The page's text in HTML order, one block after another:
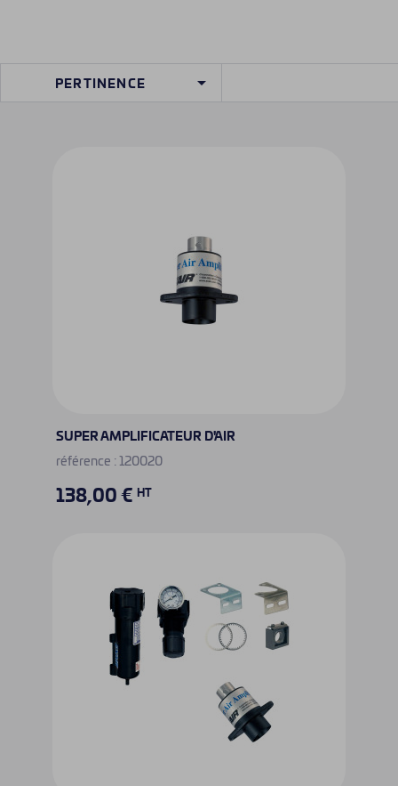
PERTINENCE 
SUPER AMPLIFICATEUR D'AIR
référence : 120020
138,00 € HT